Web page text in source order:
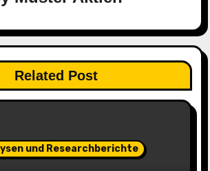
Related Post
und Researchberichte